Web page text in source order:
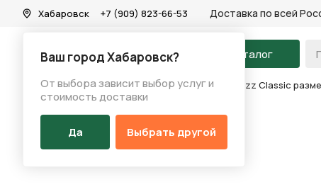
Хабаровск
Ваш город Хабаровск?
От выбора зависит выбор услуг и
стоимость доставки
Да Выбрать другой
+7 (909) 823-66-53 Доставка по всей
На главную Каталог
Каталог/Аксессуары/Перчатки/Перчатки Fuzz Classic